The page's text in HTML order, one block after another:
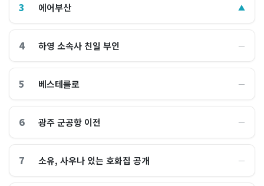
3 에어부산 ▲
4 하영 소속사 친일 부인 ―
5 베스테를로 ―
6 광주 군공항 이전 ―
7 소유, 사우나 있는 호화집 공개 ―